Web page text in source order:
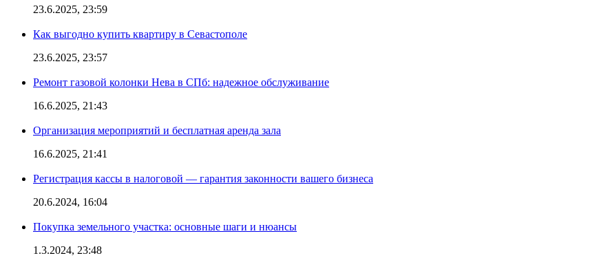
23.6.2025, 23:59
Как выгодно купить квартиру в Севастополе
23.6.2025, 23:57
Ремонт газовой колонки Нева в СПб: надежное обслуживание
16.6.2025, 21:43
Организация мероприятий и бесплатная аренда зала
16.6.2025, 21:41
Регистрация кассы в налоговой — гарантия законности вашего бизнеса
20.6.2024, 16:04
Покупка земельного участка: основные шаги и нюансы
1.3.2024, 23:48